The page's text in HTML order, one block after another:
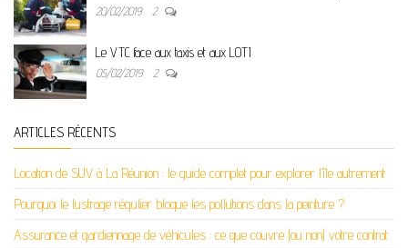
20/02/2019 2
Le VTC face aux taxis et aux LOTI
05/02/2019 2
ARTICLES RÉCENTS
Location de SUV à La Réunion : le guide complet pour explorer l’île autrement
Pourquoi le lustrage régulier bloque les pollutions dans la peinture ?
Assurance et gardiennage de véhicules : ce que couvre (ou non) votre contrat